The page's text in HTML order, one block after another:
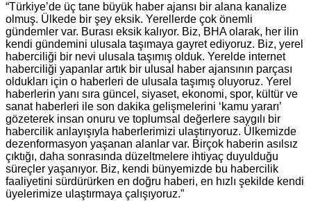
“Türkiye’de üç tane büyük haber ajansı bir alana kanalize
olmuş. Ülkede bir şey eksik. Yerellerde çok önemli
gündemler var. Burası eksik kalıyor. Biz, BHA olarak, her ilin
kendi gündemini ulusala taşımaya gayret ediyoruz. Biz, yerel
haberciliği bir nevi ulusala taşımış olduk. Yerelde internet
haberciliği yapanlar artık bir ulusal haber ajansının parçası
oldukları için o haberleri de ulusala taşımış oluyoruz. Yerel
haberlerin yanı sıra güncel, siyaset, ekonomi, spor, kültür ve
sanat haberleri ile son dakika gelişmelerini ‘kamu yararı’
gözeterek insan onuru ve toplumsal değerlere saygılı bir
habercilik anlayışıyla haberlerimizi ulaştırıyoruz. Ülkemizde
dezenformasyon yaşanan alanlar var. Birçok haberin asılsız
çıktığı, daha sonrasında düzeltmelere ihtiyaç duyulduğu
süreçler yaşanıyor. Biz, kendi bünyemizde bu habercilik
faaliyetini sürdürürken en doğru haberi, en hızlı şekilde kendi
üyelerimize ulaştırmaya çalışıyoruz.”